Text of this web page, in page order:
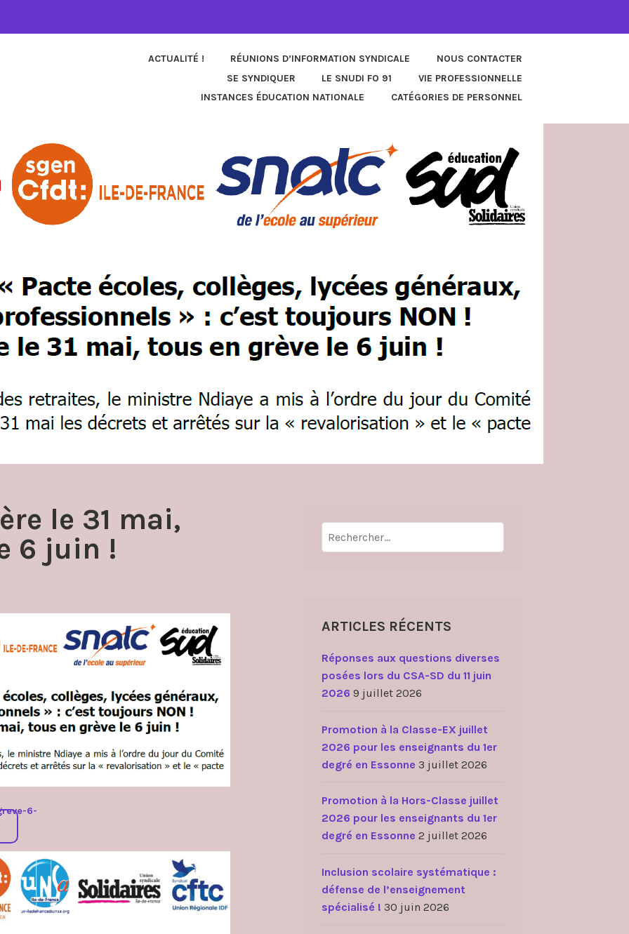
ACTUALITÉ ! RÉUNIONS D’INFORMATION SYNDICALE
NOUS CONTACTER
SE SYNDIQUER
LE SNUDI FO 91
VIE PROFESSIONNELLE
INSTANCES ÉDUCATION NATIONALE
CATÉGORIES DE PERSONNEL
le 31 mai,
6 juin !
6-
Rechercher :
ARTICLES RÉCENTS
Réponses aux questions diverses
posées lors du CSA-SD du 11 juin
2026 9 juillet 2026
Promotion à la Classe-EX juillet
2026 pour les enseignants du 1er
degré en Essonne 3 juillet 2026
Promotion à la Hors-Classe juillet
2026 pour les enseignants du 1er
degré en Essonne 2 juillet 2026
Inclusion scolaire systématique :
défense de l’enseignement
spécialisé ! 30 juin 2026